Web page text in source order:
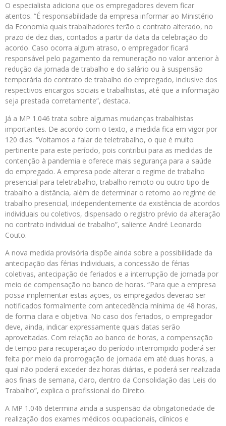
O especialista adiciona que os empregadores devem ficar
atentos. “É responsabilidade da empresa informar ao Ministério
da Economia quais trabalhadores terão o contrato alterado, no
prazo de dez dias, contados a partir da data da celebração do
acordo. Caso ocorra algum atraso, o empregador ficará
responsável pelo pagamento da remuneração no valor anterior à
redução da jornada de trabalho e do salário ou à suspensão
temporária do contrato de trabalho do empregado, inclusive dos
respectivos encargos sociais e trabalhistas, até que a informação
seja prestada corretamente”, destaca.
Já a MP 1.046 trata sobre algumas mudanças trabalhistas
importantes. De acordo com o texto, a medida fica em vigor por
120 dias. “Voltamos a falar de teletrabalho, o que é muito
pertinente para este período, pois contribui para as medidas de
contenção à pandemia e oferece mais segurança para a saúde
do empregado. A empresa pode alterar o regime de trabalho
presencial para teletrabalho, trabalho remoto ou outro tipo de
trabalho a distância, além de determinar o retorno ao regime de
trabalho presencial, independentemente da existência de acordos
individuais ou coletivos, dispensado o registro prévio da alteração
no contrato individual de trabalho”, saliente André Leonardo
Couto.
A nova medida provisória dispõe ainda sobre a possibilidade da
antecipação das férias individuais, a concessão de férias
coletivas, antecipação de feriados e a interrupção de jornada por
meio de compensação no banco de horas. “Para que a empresa
possa implementar estas ações, os empregados deverão ser
notificados formalmente com antecedência mínima de 48 horas,
de forma clara e objetiva. No caso dos feriados, o empregador
deve, ainda, indicar expressamente quais datas serão
aproveitadas. Com relação ao banco de horas, a compensação
de tempo para recuperação do período interrompido poderá ser
feita por meio da prorrogação de jornada em até duas horas, a
qual não poderá exceder dez horas diárias, e poderá ser realizada
aos finais de semana, claro, dentro da Consolidação das Leis do
Trabalho”, explica o profissional do Direito.
A MP 1.046 determina ainda a suspensão da obrigatoriedade de
realização dos exames médicos ocupacionais, clínicos e